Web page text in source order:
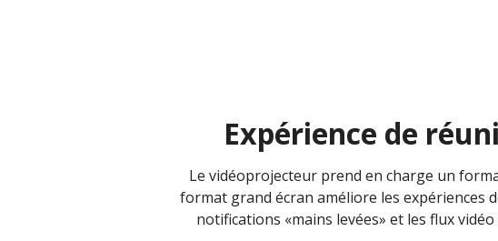
Expérience de
Le vidéoprojecteur prend en charge un
format grand écran améliore les expériences
notifications «mains levées» et les flux